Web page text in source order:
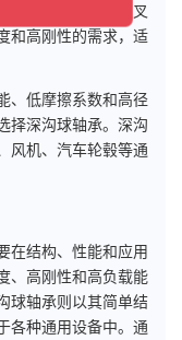
。交叉
和高刚性的需求，适
低摩擦系数和高径
择深沟球轴承。深沟
风机、汽车轮毂等通
结构、性能和应用
、高刚性和高负载能
球轴承则以其简单结
各种通用设备中。通